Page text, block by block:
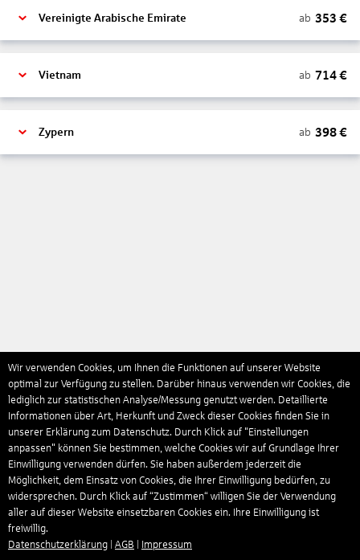
Vereinigte Arabische Emirate ab 353 €
Vietnam ab 714€
Zypern ab 398€
Wir verwenden Cookies, um Ihnen die Funktionen auf unserer Website
optimal zur Verfügung zu stellen. Darüber hinaus verwenden wir Cookies, die
lediglich zur statistischen Analyse/Messung genutzt werden. Detaillierte
Informationen über Art, Herkunft und Zweck dieser Cookies finden Sie in
unserer Erklärung zum Datenschutz. Durch Klick auf "Einstellungen
anpassen" können Sie bestimmen, welche Cookies wir auf Grundlage Ihrer
Einwilligung verwenden dürfen. Sie haben außerdem jederzeit die
Möglichkeit, dem Einsatz von Cookies, die Ihrer Einwilligung bedürfen, zu
widersprechen. Durch Klick auf “Zustimmen“ willigen Sie der Verwendung
aller auf dieser Website einsetzbaren Cookies ein. Ihre Einwilligung ist
freiwillig.
Datenschutzerklärung
AGB Impressum